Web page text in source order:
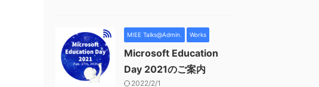
MIEE Talks@Admin. Works
Microsoft Education
Day 2021のご案内
2022/2/1